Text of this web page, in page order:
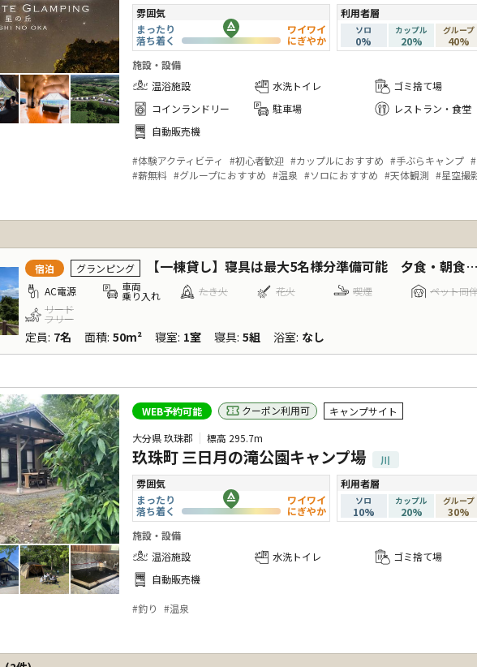
雰囲気
まったり
落ち着く
ワイワイ
にぎやか
利用者層
ソロ
0%
カップル
20%
グループ
40%
施設・設備
温浴施設
水洗トイレ ゴミ捨て場
コインランドリー
駐車場 レストラン・食堂
自動販売機
#体験アクティビティ #初心者歓迎 #カップルにおすすめ #手ぶらキャンプ #
#薪無料 #グループにおすすめ #温泉 #ソロにおすすめ #天体観測 #星空撮
宿泊 グランピング 【一棟貸し】寝具は最大5名様分準備可能 夕食・朝食なし
AC電源 車両
乗り入れ たき火 花火 喫煙
ペット同
リード
フリー
定員: 7名 面積: 50m² 寝室: 1室 寝具: 5組 浴室: なし
WEB予約可能 クーポン利用可
キャンプサイト
大分県 玖珠郡
標高295.7m
玖珠町 三日月の滝公園キャンプ場
川
雰囲気
まったり
落ち着く
ワイワイ
にぎやか
利用者層
ソロ
10%
カップル
20%
グループ
30%
施設・設備
温浴施設
水洗トイレ ゴミ捨て場
自動販売機
#釣り #温泉